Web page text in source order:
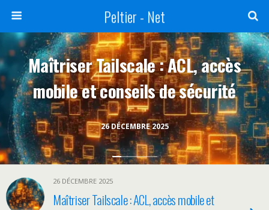
Peltier - Net
26 DÉCEMBRE 2025
Maîtriser Tailscale : ACL, accès
mobile et conseils de sécurité
26 DÉCEMBRE 2025
Maîtriser Tailscale : ACL, accès mobile et